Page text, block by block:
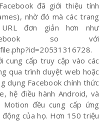
đã giới thiệu tính
nhờ đó mà các trang
đơn giản hơn như
facebook so với
cung cấp truy cập vào các
qua trình duyệt web hoặc
dụng Facebook chính thức
hệ điều hành Android, và
Motion đều cung cấp ứng
của họ. Hơn 150 triệu